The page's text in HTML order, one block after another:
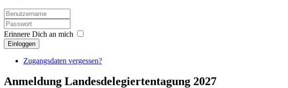
Erinnere Dich an mich
Einloggen
Zugangsdaten vergessen?
Anmeldung Landesdelegiertentagung 2027